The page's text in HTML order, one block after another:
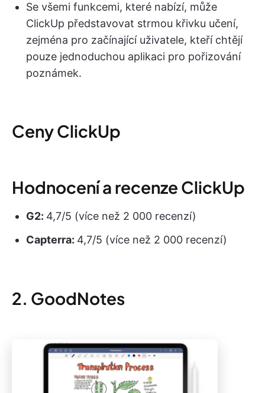
Se všemi funkcemi, které nabízí, může
ClickUp představovat strmou křivku učení,
zejména pro začínající uživatele, kteří chtějí
pouze jednoduchou aplikaci pro pořizování
poznámek.
Ceny ClickUp
Hodnocení a recenze ClickUp
G2: 4,7/5 (více než 2 000 recenzí)
Capterra: 4,7/5 (více než 2 000 recenzí)
2. GoodNotes